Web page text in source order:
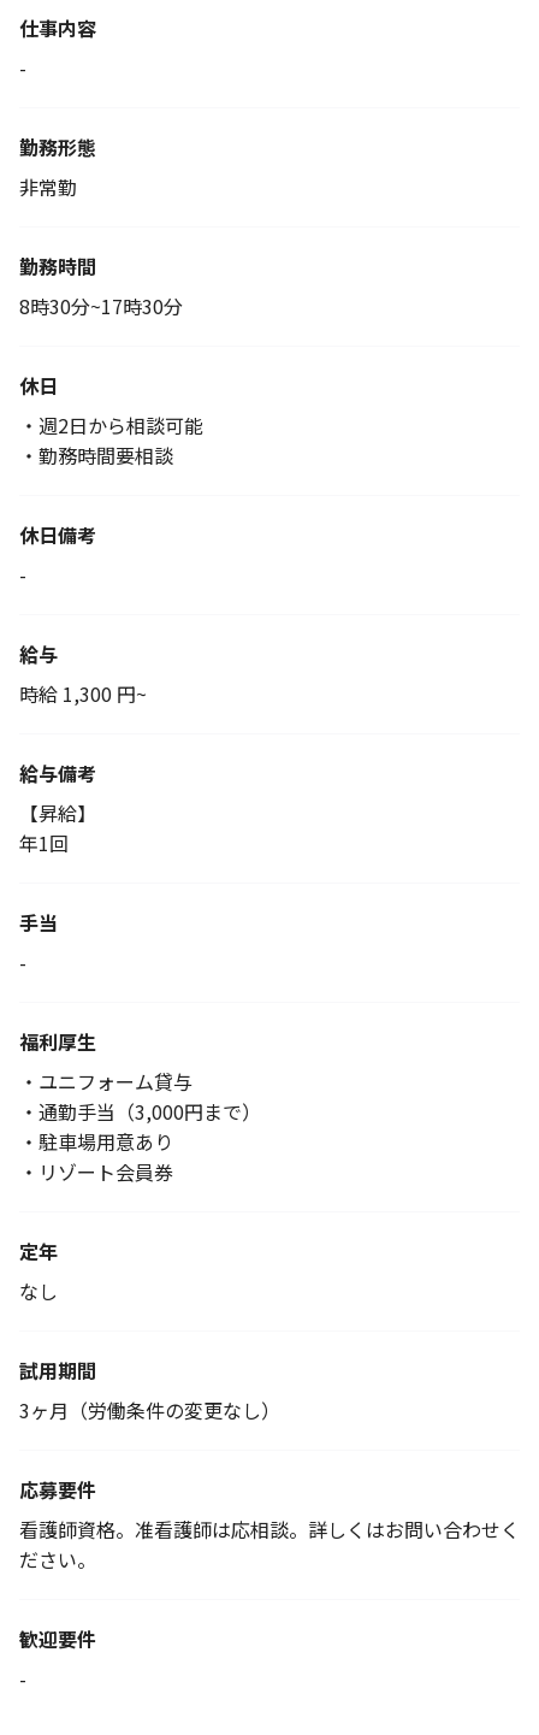
仕事内容
-
勤務形態
非常勤
勤務時間
8時30分~17時30分
休日
・週2日から相談可能
・勤務時間要相談
休日備考
-
給与
時給 1,300 円~
給与備考
【昇給】
年1回
手当
-
福利厚生
・ユニフォーム貸与
・通勤手当（3,000円まで）
・駐車場用意あり
・リゾート会員券
定年
なし
試用期間
3ヶ月（労働条件の変更なし）
応募要件
看護師資格。准看護師は応相談。詳しくはお問い合わせく
ださい。
歓迎要件
-